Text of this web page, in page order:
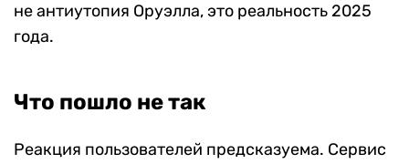
не антиутопия Оруэлла, это реальность 2025
года.
Что пошло не так
Реакция пользователей предсказуема. Сервис